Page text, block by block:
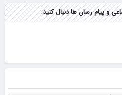
و پیام رسان ها دنبال کنید.